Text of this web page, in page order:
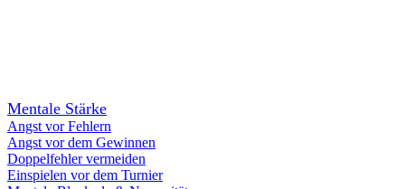
Mentale Stärke
Angst vor Fehlern
Angst vor dem Gewinnen
Doppelfehler vermeiden
Einspielen vor dem Turnier